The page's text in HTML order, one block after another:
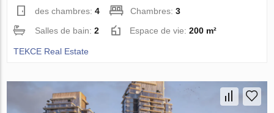
des chambres:4 Chambres:3
Salles de bain:2 Espace de vie:200 m²
TEKCE Real Estate